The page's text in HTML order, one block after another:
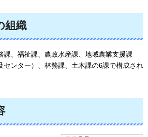
組織
課、福祉課、農政水産課、地域農業支援課
センター）、林務課、土木課の6課で構成され